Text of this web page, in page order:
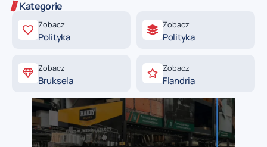
Kategorie
Zobacz
Polityka
Zobacz
Polityka
Zobacz
Bruksela
Zobacz
Flandria